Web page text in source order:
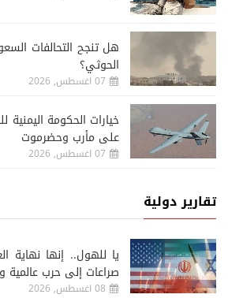
هل تنجح التحالفات
الحوثي؟
07 اغسطس, 2026
خيارات الحكومة
على مأرب وحضرموت
07 اغسطس, 2026
تقارير دولية
صراعات إلى حرب عالمية
08 اغسطس, 2026